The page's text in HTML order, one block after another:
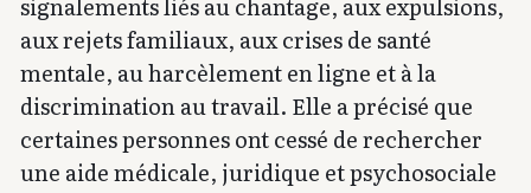
aux rejets familiaux, aux crises de santé
mentale, au harcèlement en ligne et à la
discrimination au travail. Elle a précisé que
certaines personnes ont cessé de rechercher
une aide médicale, juridique et psychosociale